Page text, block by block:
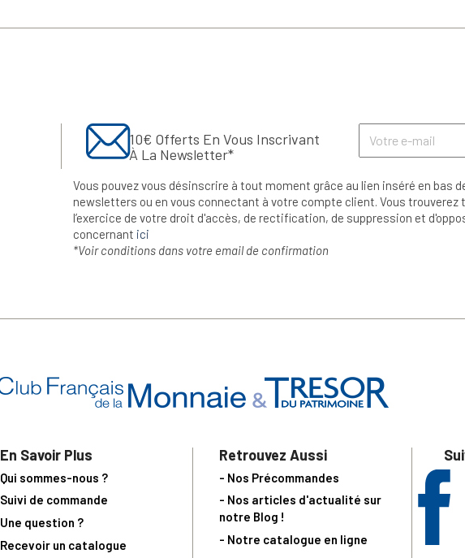
10€ Offerts En Vous Inscrivant
À La Newsletter*
Vous pouvez vous désinscrire à tout moment grâce au lien inséré en bas
newsletters ou en vous connectant à votre compte client. Vous
l’exercice de votre droit d'accès, de rectification, de suppression et
concernant ici
*Voir conditions dans votre email de confirmation
En Savoir Plus
Qui sommes-nous ?
Suivi de commande
Une question ?
Recevoir un catalogue
Retrouvez Aussi
- Nos Précommandes
- Nos articles d'actualité sur
notre Blog !
- Notre catalogue en ligne